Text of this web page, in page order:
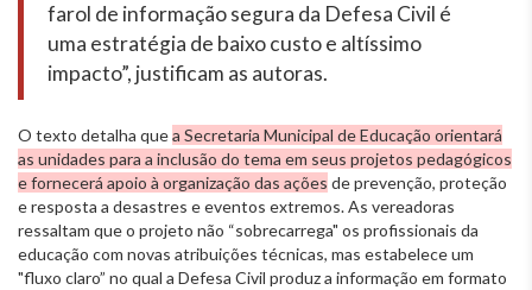
farol de informação segura da Defesa Civil é
uma estratégia de baixo custo e altíssimo
impacto”, justificam as autoras.
O texto detalha quea Secretaria Municipal de Educação orientará
as unidades para a inclusão do tema em seus projetos pedagógicos
e fornecerá apoio à organização das ações de prevenção, proteção
e resposta a desastres e eventos extremos. As vereadoras
ressaltam que o projeto não “sobrecarrega" os profissionais da
educação com novas atribuições técnicas, mas estabelece um
"fluxo claro” no qual a Defesa Civil produz a informação em formato